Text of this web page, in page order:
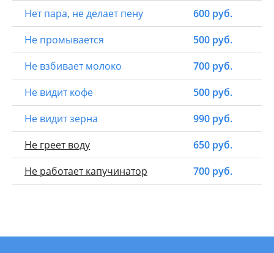
Нет пара, не делает пену
600 руб.
Не промывается
500 руб.
Не взбивает молоко
700 руб.
Не видит кофе
500 руб.
Не видит зерна
990 руб.
Не греет воду
650 руб.
Не работает капучинатор
700 руб.